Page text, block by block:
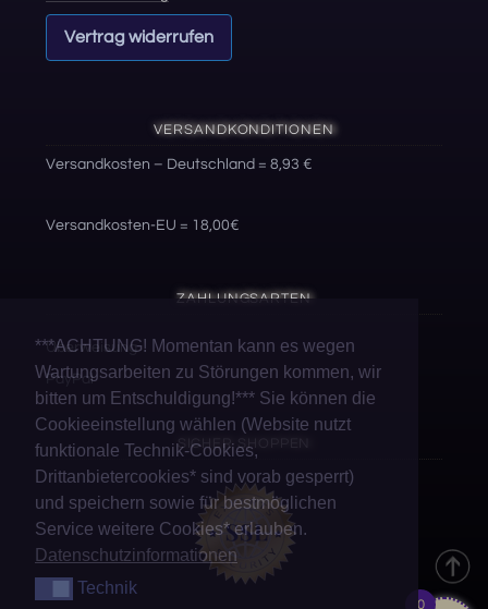
Vertrag widerrufen
VERSANDKONDITIONEN
Versandkosten – Deutschland = 8,93 €
Versandkosten-EU = 18,00€
ZAHLUNGSARTEN
Überweisung
PayPal
SICHER SHOPPEN
0
***ACHTUNG! Momentan kann es wegen
Wartungsarbeiten zu Störungen kommen, wir
bitten um Entschuldigung!*** Sie können die
Cookieeinstellung wählen (Website nutzt
funktionale Technik-Cookies,
Drittanbietercookies* sind vorab gesperrt)
und speichern sowie für bestmöglichen
Service weitere Cookies* erlauben.
Datenschutzinformationen
TechnikTechnik